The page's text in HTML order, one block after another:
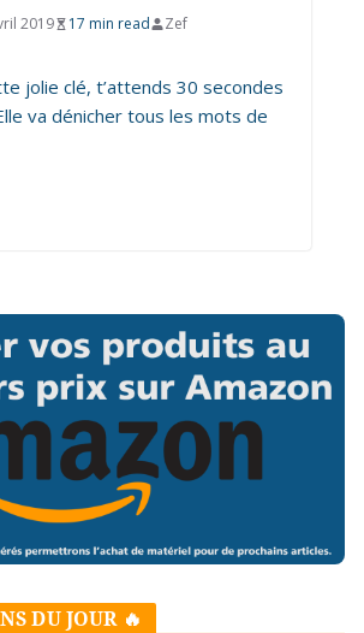
2019 17 min read
Zef
jolie clé, t’attends 30 secondes
va dénicher tous les mots de
DU JOUR 🔥